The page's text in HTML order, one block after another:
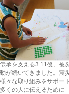
伝承を支える3.11後、被
動が続いてきました。震
様々な取り組みをサポー
多くの人に伝えるために